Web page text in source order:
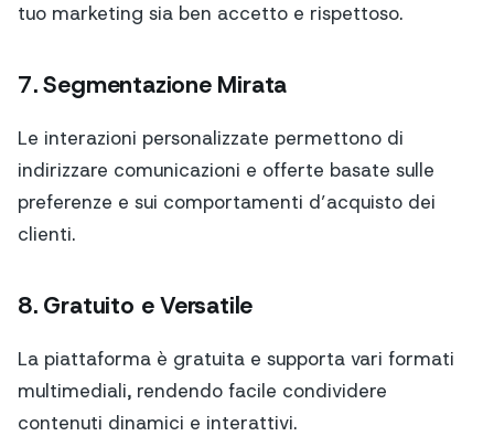
tuo marketing sia ben accetto e rispettoso.
7. Segmentazione Mirata
Le interazioni personalizzate permettono di
indirizzare comunicazioni e offerte basate sulle
preferenze e sui comportamenti d’acquisto dei
clienti.
8. Gratuito e Versatile
La piattaforma è gratuita e supporta vari formati
multimediali, rendendo facile condividere
contenuti dinamici e interattivi.